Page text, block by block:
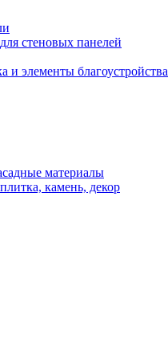
стеновых панелей
и элементы благоустройства
материалы
камень, декор